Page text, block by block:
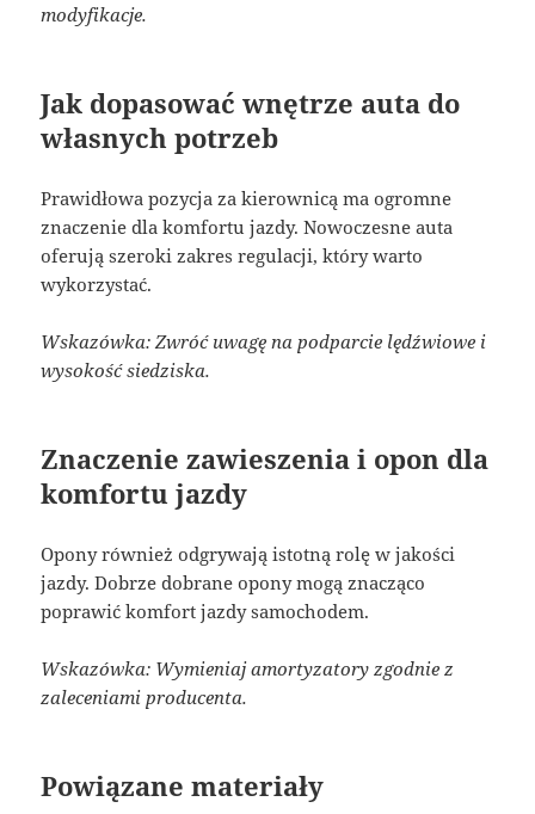
modyfikacje.
Jak dopasować wnętrze auta do
własnych potrzeb
Prawidłowa pozycja za kierownicą ma ogromne
znaczenie dla komfortu jazdy. Nowoczesne auta
oferują szeroki zakres regulacji, który warto
wykorzystać.
Wskazówka: Zwróć uwagę na podparcie lędźwiowe i
wysokość siedziska.
Znaczenie zawieszenia i opon dla
komfortu jazdy
Opony również odgrywają istotną rolę w jakości
jazdy. Dobrze dobrane opony mogą znacząco
poprawić komfort jazdy samochodem.
Wskazówka: Wymieniaj amortyzatory zgodnie z
zaleceniami producenta.
Powiązane materiały